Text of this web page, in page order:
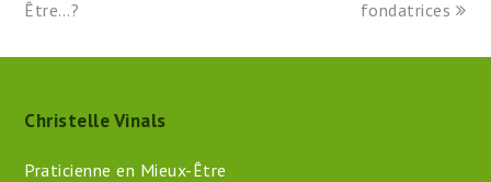
post:
Être…?
post:
fondatrices
Christelle Vinals
Praticienne en Mieux-Être